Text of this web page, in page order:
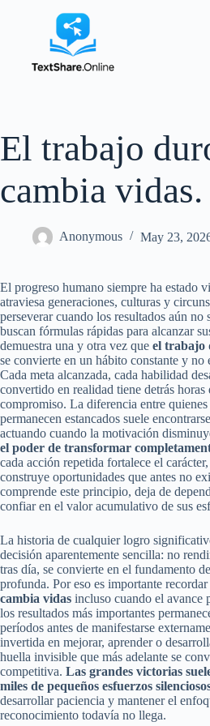
El trabajo
cambia vidas.
Anonymous May 23,
El progreso humano siempre ha estado
atraviesa generaciones, culturas y
perseverar cuando los resultados aún
buscan fórmulas rápidas para alcanzar
demuestra una y otra vez que el trabajo
se convierte en un hábito constante y no
Cada meta alcanzada, cada habilidad
convertido en realidad tiene detrás
compromiso. La diferencia entre
permanecen estancados suele
actuando cuando la motivación
el poder de transformar
cada acción repetida fortalece el
construye oportunidades que antes no
comprende este principio, deja de
confiar en el valor acumulativo de sus
La historia de cualquier logro
decisión aparentemente sencilla: no
tras día, se convierte en el fundamento
profunda. Por eso es importante recordar
cambia vidas incluso cuando el avance
los resultados más importantes
períodos antes de manifestarse
invertida en mejorar, aprender o
huella invisible que más adelante se
competitiva. Las grandes victorias
miles de pequeños esfuerzos
desarrollar paciencia y mantener el
reconocimiento todavía no llega.